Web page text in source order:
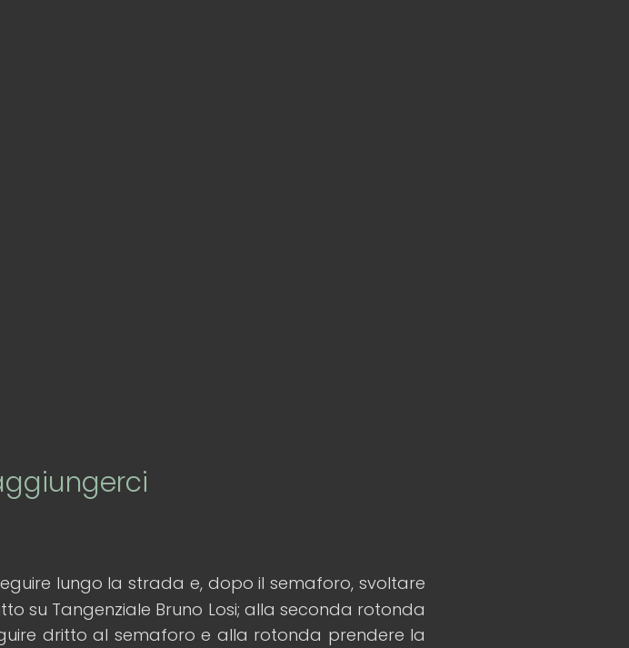
lungo la strada e, dopo il semaforo, svoltare
su Tangenziale Bruno Losi; alla seconda rotonda
dritto al semaforo e alla rotonda prendere la